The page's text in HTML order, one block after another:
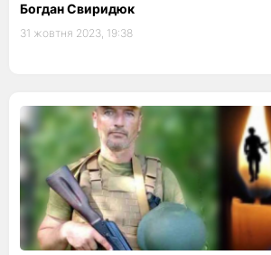
Богдан Свиридюк
31 жовтня 2023, 19:38